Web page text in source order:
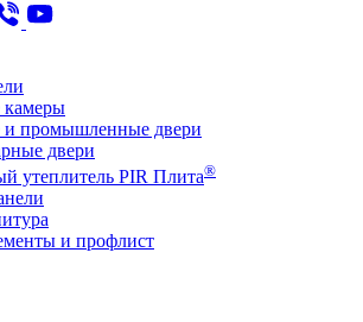
камеры
и промышленные двери
двери
утеплитель PIR Плита®
и профлист